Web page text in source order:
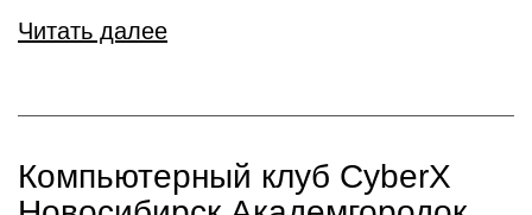
Читать далее
Компьютерный клуб CyberX